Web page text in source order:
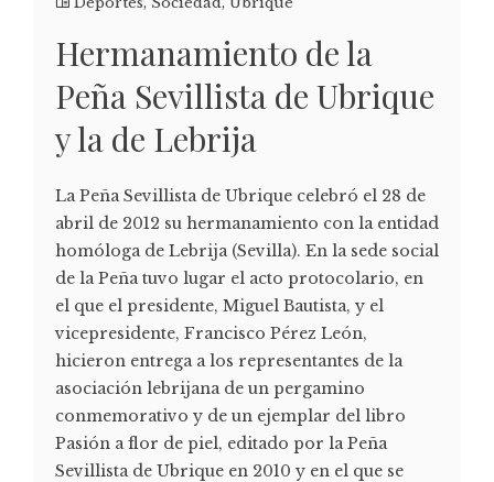
Hermanamiento de la
Peña Sevillista de Ubrique
y la de Lebrija
La Peña Sevillista de Ubrique celebró el 28 de
abril de 2012 su hermanamiento con la entidad
homóloga de Lebrija (Sevilla). En la sede social
de la Peña tuvo lugar el acto protocolario, en
el que el presidente, Miguel Bautista, y el
vicepresidente, Francisco Pérez León,
hicieron entrega a los representantes de la
asociación lebrijana de un pergamino
conmemorativo y de un ejemplar del libro
Pasión a flor de piel, editado por la Peña
Sevillista de Ubrique en 2010 y en el que se